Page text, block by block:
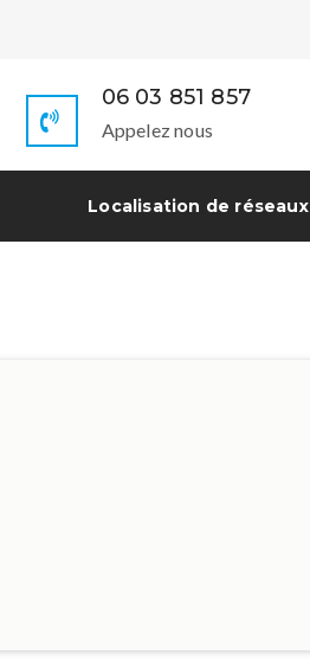
06 03 851 857
Appelez nous
Localisation de réseaux